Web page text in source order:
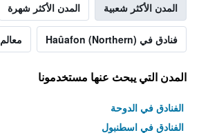
المدن الأكثر شعبية المدن الأكثر شهرة
فنادق في Haûafon (Northern) معالم
المدن التي يبحث عنها مستخدمونا
الفنادق في الدوحة
الفنادق في اسطنبول